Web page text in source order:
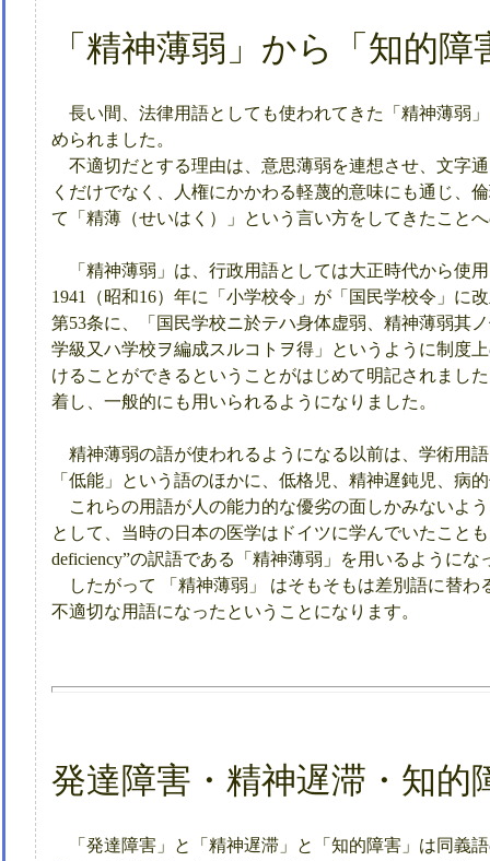
「精神薄弱」から「知的障
長い間、法律用語としても使われてきた「精神薄弱
められました。
不適切だとする理由は、意思薄弱を連想させ、文字
くだけでなく、人権にかかわる軽蔑的意味にも通じ、
て「精薄（せいはく）」という言い方をしてきたこと
「精神薄弱」は、行政用語としては大正時代から使
1941（昭和16）年に「小学校令」が「国民学校令」に
第53条に、「国民学校ニ於テハ身体虚弱、精神薄弱其
学級又ハ学校ヲ編成スルコトヲ得」というように制度
けることができるということがはじめて明記されまし
着し、一般的にも用いられるようになりました。
精神薄弱の語が使われるようになる以前は、学術用
「低能」という語のほかに、低格児、精神遅鈍児、病
これらの用語が人の能力的な優劣の面しかみないよ
として、当時の日本の医学はドイツに学んでいたことも
deficiency”の訳語である「精神薄弱」を用いるようにな
したがって 「精神薄弱」 はそもそもは差別語に替わ
不適切な用語になったということになります。
発達障害・精神遅滞・知的
「発達障害」と「精神遅滞」と「知的障害」は同義